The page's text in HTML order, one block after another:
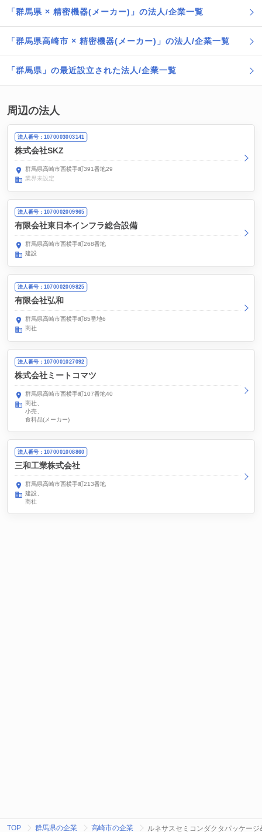
「群馬県 × 精密機器(メーカー)」の法人/企業一覧
「群馬県高崎市 × 精密機器(メーカー)」の法人/企業一覧
「群馬県」の最近設立された法人/企業一覧
周辺の法人
法人番号：1070003003141
株式会社SKZ
群馬県高崎市西横手町391番地29
業界未設定
法人番号：1070002009965
有限会社東日本インフラ総合設備
群馬県高崎市西横手町268番地
建設
法人番号：1070002009825
有限会社弘和
群馬県高崎市西横手町85番地6
商社
法人番号：1070001027092
株式会社ミートコマツ
群馬県高崎市西横手町107番地40
商社
小売
食料品(メーカー)
法人番号：1070001008860
三和工業株式会社
群馬県高崎市西横手町213番地
建設
商社
TOP 群馬県の企業 高崎市の企業 ルネサスセミコンダクタパッケー